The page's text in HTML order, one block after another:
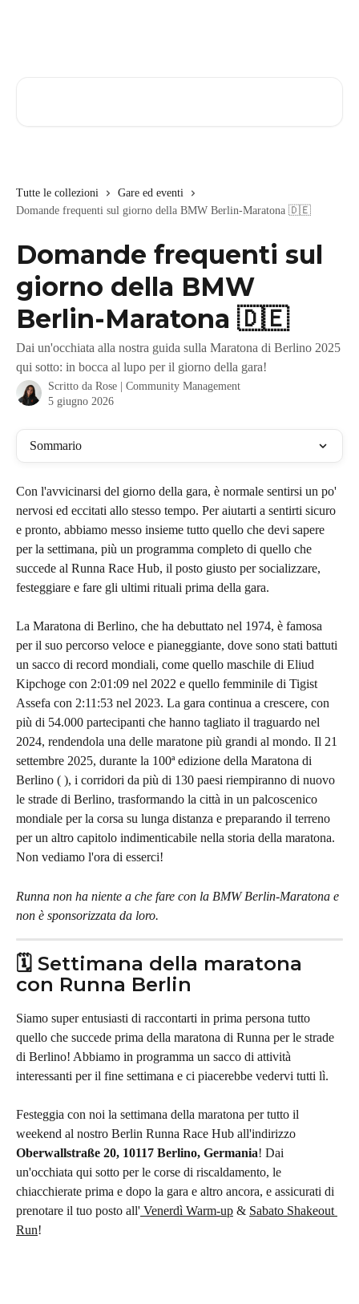
Tutte le collezioni
Gare ed eventi
Domande frequenti sul giorno della BMW Berlin-Maratona 🇩🇪
Domande frequenti sul
giorno della BMW
Berlin-Maratona 🇩🇪
Dai un'occhiata alla nostra guida sulla Maratona di Berlino 2025
qui sotto: in bocca al lupo per il giorno della gara!
Scritto da Rose | Community Management
5 giugno 2026
Sommario
Con l'avvicinarsi del giorno della gara, è normale sentirsi un po'
nervosi ed eccitati allo stesso tempo. Per aiutarti a sentirti sicuro
e pronto, abbiamo messo insieme tutto quello che devi sapere
per la settimana, più un programma completo di quello che
succede al Runna Race Hub, il posto giusto per socializzare,
festeggiare e fare gli ultimi rituali prima della gara.
La Maratona di Berlino, che ha debuttato nel 1974, è famosa
per il suo percorso veloce e pianeggiante, dove sono stati battuti
un sacco di record mondiali, come quello maschile di Eliud
Kipchoge con 2:01:09 nel 2022 e quello femminile di Tigist
Assefa con 2:11:53 nel 2023. La gara continua a crescere, con
più di 54.000 partecipanti che hanno tagliato il traguardo nel
2024, rendendola una delle maratone più grandi al mondo. Il 21
settembre 2025, durante la 100ª edizione della Maratona di
Berlino ( ), i corridori da più di 130 paesi riempiranno di nuovo
le strade di Berlino, trasformando la città in un palcoscenico
mondiale per la corsa su lunga distanza e preparando il terreno
per un altro capitolo indimenticabile nella storia della maratona.
Non vediamo l'ora di esserci!
Runna non ha niente a che fare con la BMW Berlin-Maratona e
non è sponsorizzata da loro.
🗓️ Settimana della maratona
con Runna Berlin
Siamo super entusiasti di raccontarti in prima persona tutto
quello che succede prima della maratona di Runna per le strade
di Berlino! Abbiamo in programma un sacco di attività
interessanti per il fine settimana e ci piacerebbe vedervi tutti lì.
Festeggia con noi la settimana della maratona per tutto il
weekend al nostro Berlin Runna Race Hub all'indirizzo
Oberwallstraße 20, 10117 Berlino, Germania! Dai
un'occhiata qui sotto per le corse di riscaldamento, le
chiacchierate prima e dopo la gara e altro ancora, e assicurati di
prenotare il tuo posto all' Venerdì Warm-up & Sabato Shakeout
Run!